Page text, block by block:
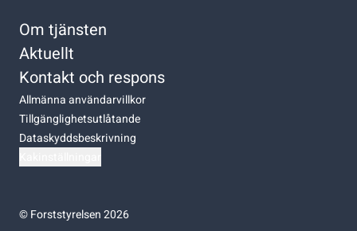
Om tjänsten
Aktuellt
Kontakt och respons
Allmänna användarvillkor
Tillgänglighetsutlåtande
Dataskyddsbeskrivning
©Forststyrelsen 2026